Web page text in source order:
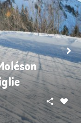
Mi
piace
Condividi